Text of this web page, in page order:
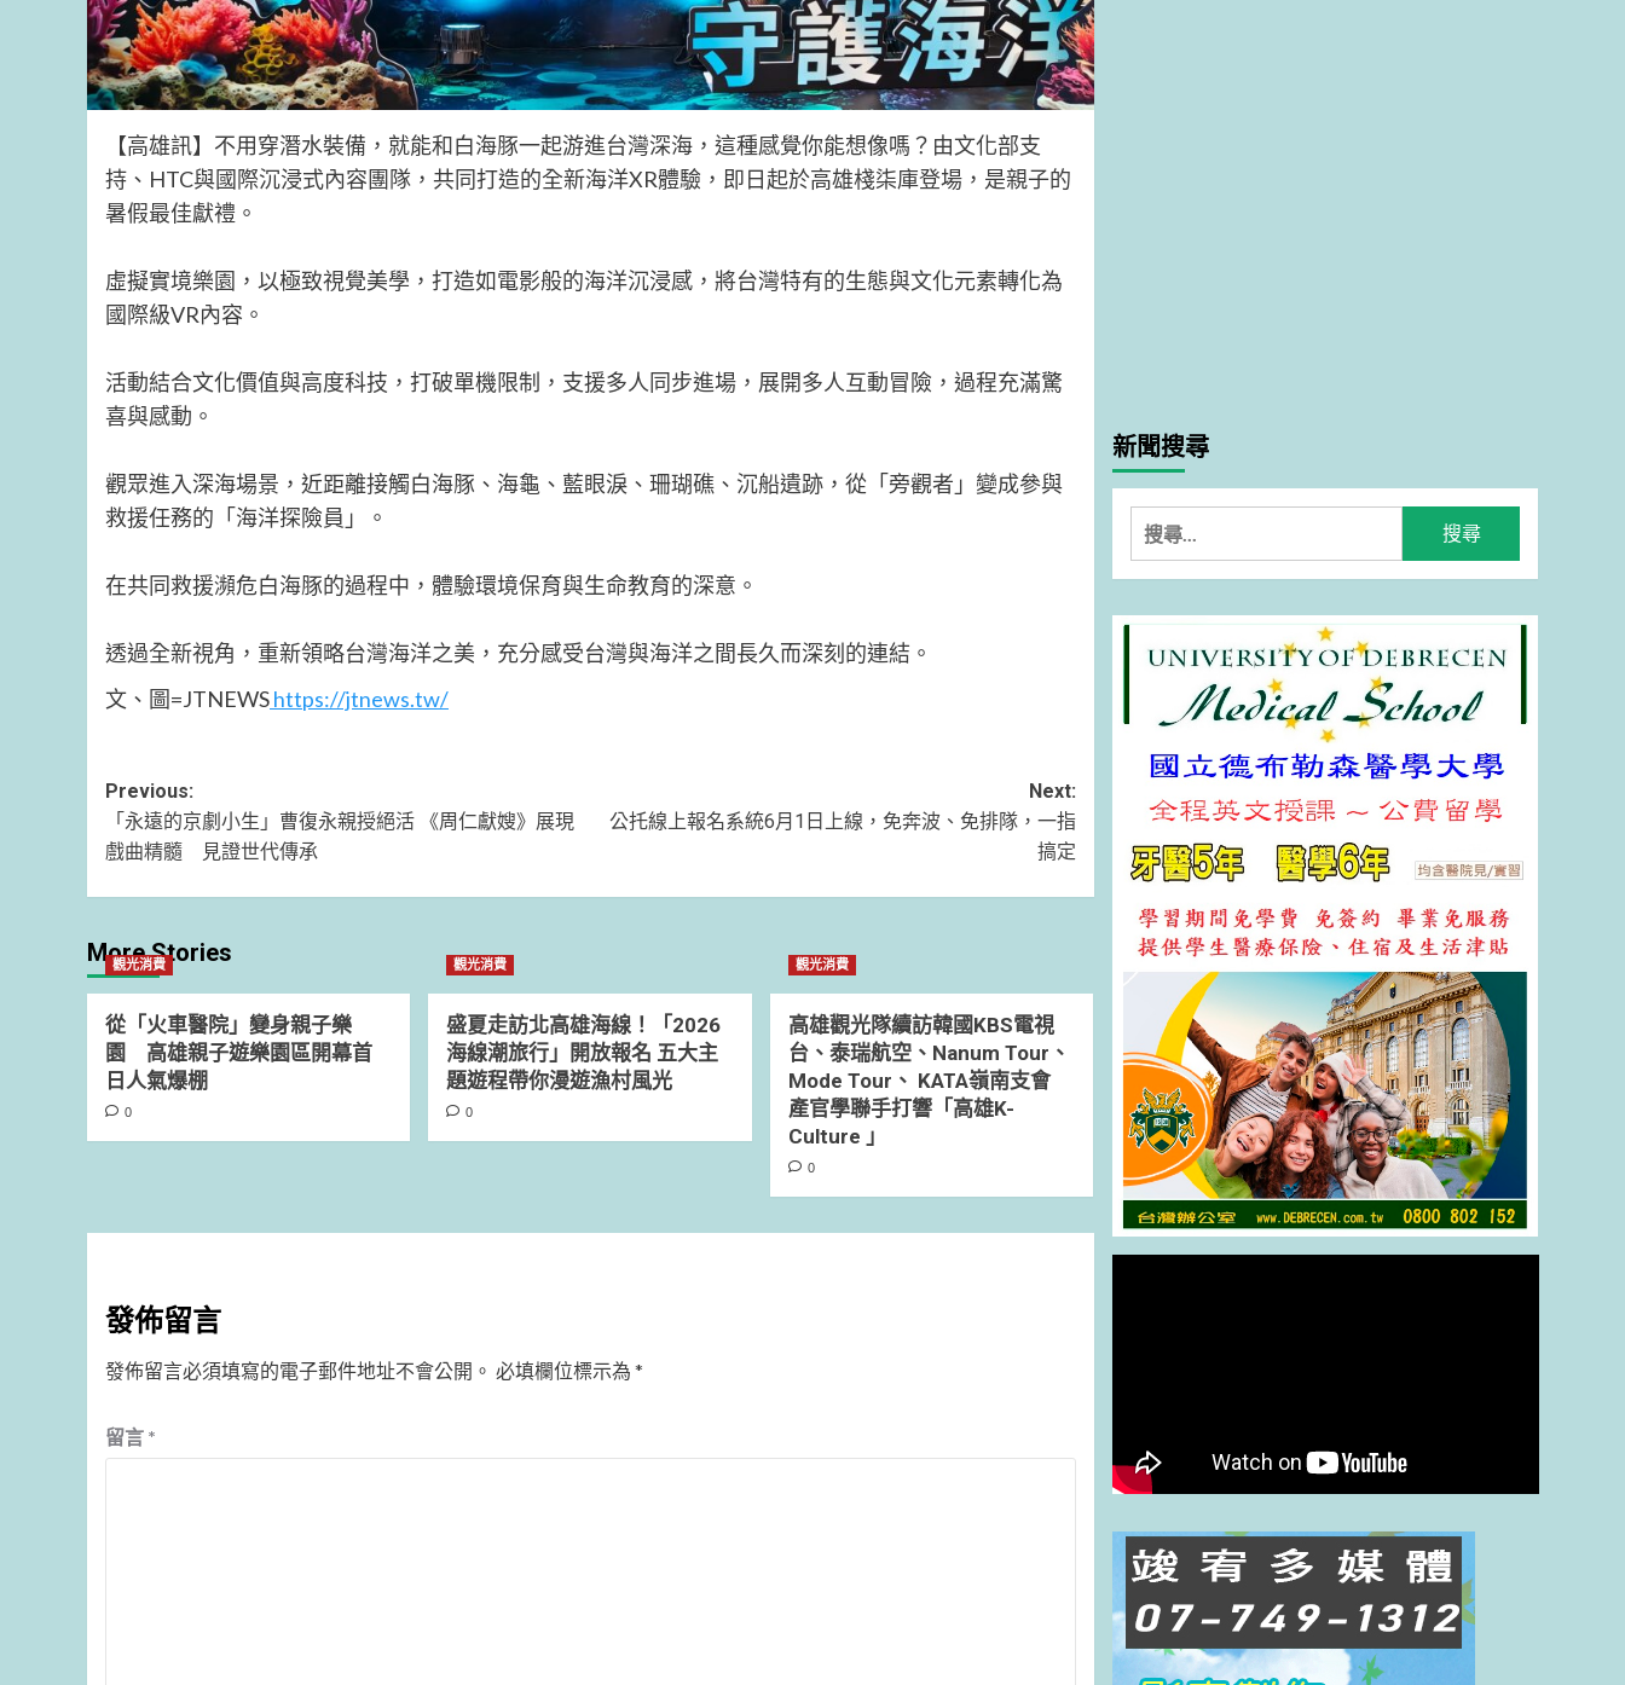
【高雄訊】不用穿潛水裝備，就能和白海豚一起游進台灣深海，這種感覺你能想像嗎？由文化部支
持、HTC與國際沉浸式內容團隊，共同打造的全新海洋XR體驗，即日起於高雄棧柒庫登場，是親子的
暑假最佳獻禮。
虛擬實境樂園，以極致視覺美學，打造如電影般的海洋沉浸感，將台灣特有的生態與文化元素轉化為
國際級VR內容。
活動結合文化價值與高度科技，打破單機限制，支援多人同步進場，展開多人互動冒險，過程充滿驚
喜與感動。
觀眾進入深海場景，近距離接觸白海豚、海龜、藍眼淚、珊瑚礁、沉船遺跡，從「旁觀者」變成參與
救援任務的「海洋探險員」。
在共同救援瀕危白海豚的過程中，體驗環境保育與生命教育的深意。
透過全新視角，重新領略台灣海洋之美，充分感受台灣與海洋之間長久而深刻的連結。
文、圖=JTNEWShttps://jtnews.tw/
Post
navigation
Previous:
「永遠的京劇小生」曹復永親授絕活 《周仁獻嫂》展現
戲曲精髓 見證世代傳承
Next:
公托線上報名系統6月1日上線，免奔波、免排隊，一指
搞定
More Stories
觀光消費
從「火車醫院」變身親子樂
園 高雄親子遊樂園區開幕首
日人氣爆棚
0
觀光消費
盛夏走訪北高雄海線！「2026
海線潮旅行」開放報名 五大主
題遊程帶你漫遊漁村風光
0
觀光消費
高雄觀光隊續訪韓國KBS電視
台、泰瑞航空、Nanum Tour、
Mode Tour、 KATA嶺南支會
產官學聯手打響「高雄K-
Culture 」
0
發佈留言
發佈留言必須填寫的電子郵件地址不會公開。 必填欄位標示為 *
留言 *
新聞搜尋
搜
尋
關
鍵